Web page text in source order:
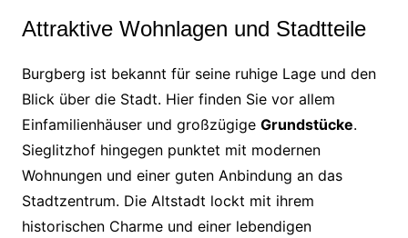
Attraktive Wohnlagen und Stadtteile
Burgberg ist bekannt für seine ruhige Lage und den
Blick über die Stadt. Hier finden Sie vor allem
Einfamilienhäuser und großzügige Grundstücke.
Sieglitzhof hingegen punktet mit modernen
Wohnungen und einer guten Anbindung an das
Stadtzentrum. Die Altstadt lockt mit ihrem
historischen Charme und einer lebendigen